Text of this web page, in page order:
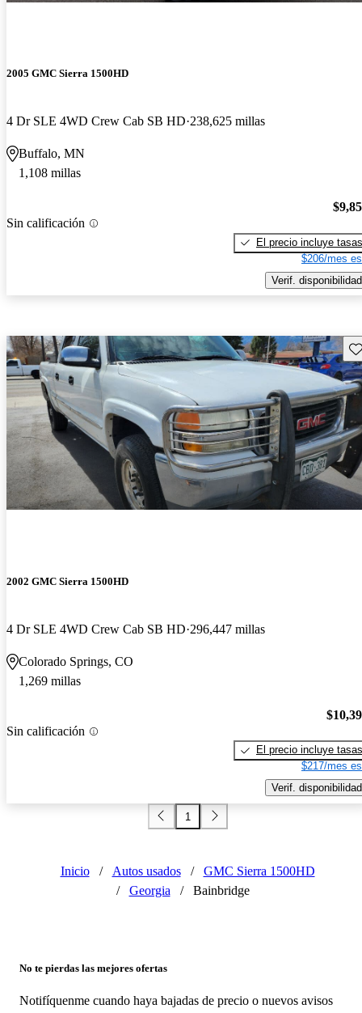
2005 GMC Sierra 1500HD
4 Dr SLE 4WD Crew Cab SB HD 238,625 millas
Buffalo, MN
1,108 millas
Sin calificación
El precio incluye tasas
$206/mes
Verif. disponibilidad
2002 GMC Sierra 1500HD
4 Dr SLE 4WD Crew Cab SB HD 296,447 millas
Colorado Springs, CO
1,269 millas
Sin calificación
El precio incluye tasas
$217/mes
Verif. disponibilidad
1
Inicio / Autos usados /
GMC Sierra 1500HD
/
Georgia / Bainbridge
No te pierdas las mejores ofertas
Notifíquenme cuando haya bajadas de precio o nuevos avisos